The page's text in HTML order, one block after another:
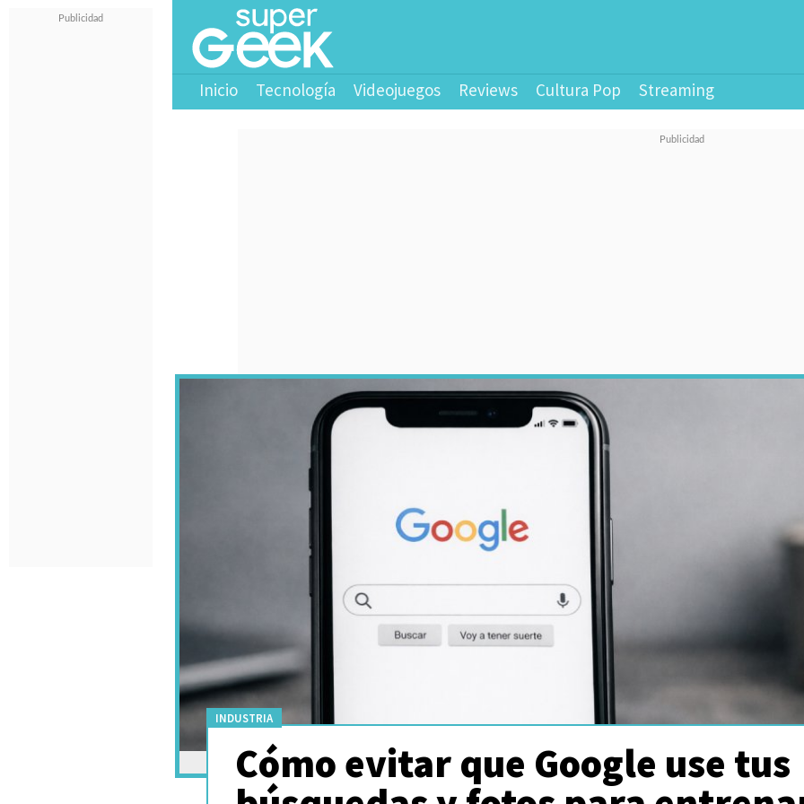
Inicio Tecnología Videojuegos Reviews Cultura Pop Streaming
INDUSTRIA
Cómo evitar que Google use tus